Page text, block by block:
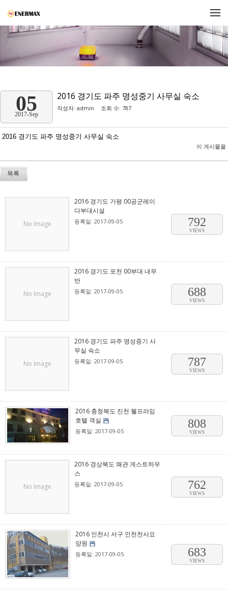
05
2017-Sep
2016 경기도 파주 명성중기 사무실 숙소
작성자: admin 조회 수: 787
2016 경기도 파주 명성중기 사무실 숙소
이 게시물을
목록
No Image
2016 경기도 가평 00공군레이
다부대시설
등록일: 2017-09-05 792
VIEWS
No Image
2016 경기도 포천 00부대 내무
반
등록일: 2017-09-05 688
VIEWS
No Image
2016 경기도 파주 명성중기 사
무실 숙소
등록일: 2017-09-05 787
VIEWS
2016 충청북도 진천 웰프라임
호텔 객실
등록일: 2017-09-05
808
VIEWS
No Image
2016 경상북도 왜관 게스트하우
스
등록일: 2017-09-05 762
VIEWS
2016 인천시 서구 인천천사요
양원
등록일: 2017-09-05 683
VIEWS